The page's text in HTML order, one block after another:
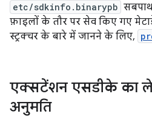
etc/sdkinfo.binarypb
फ़ाइलों के तौर पर सेव किए गए
स्ट्रक्चर के बारे में जानने के लिए,
एक्सटेंशन एसडीके का
अनुमति